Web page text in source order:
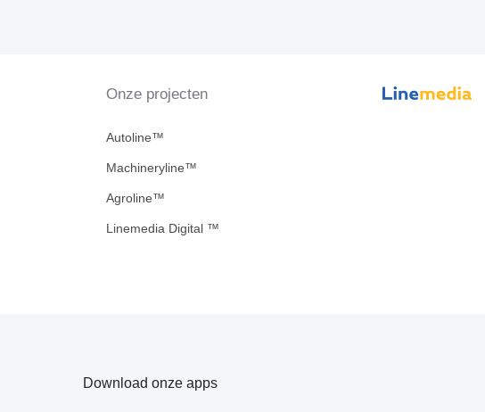
Onze projecten
Autoline™
Machineryline™
Agroline™
Linemedia Digital ™
Download onze apps